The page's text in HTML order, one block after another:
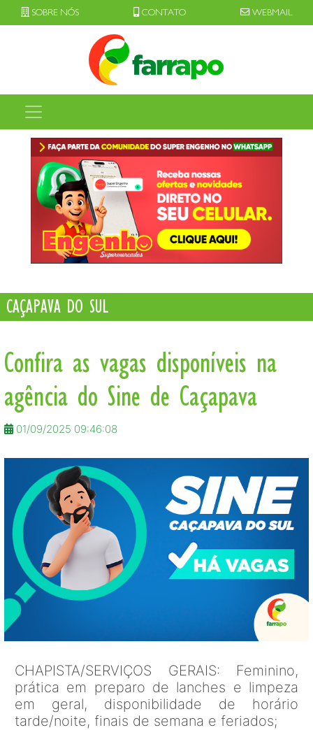
SOBRE NÓS CONTATO WEBMAIL
CAÇAPAVA DO SUL
Confira as vagas disponíveis na
agência do Sine de Caçapava
01/09/2025 09:46:08
CHAPISTA/SERVIÇOS GERAIS: Feminino,
prática em preparo de lanches e limpeza
em geral, disponibilidade de horário
tarde/noite, finais de semana e feriados;